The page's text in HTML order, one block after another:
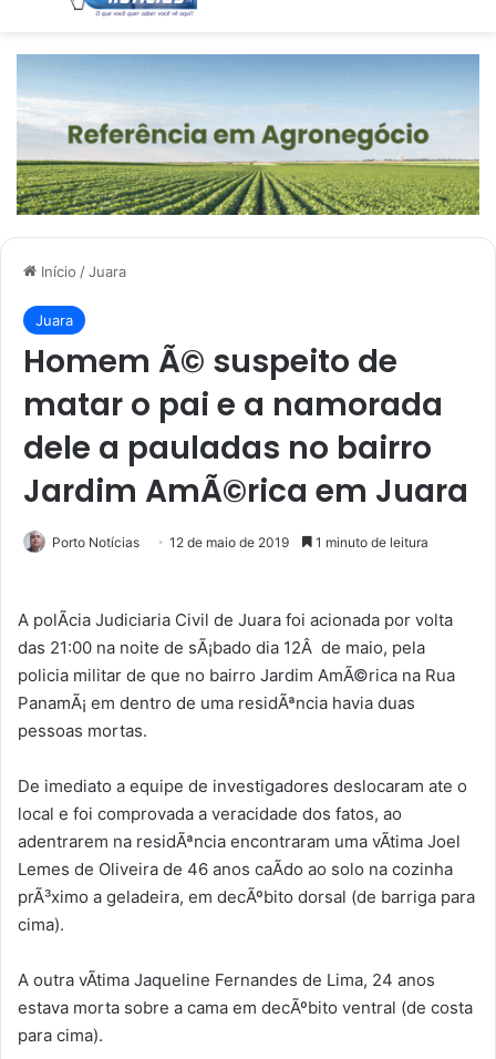
Início /Juara
Juara
Homem Ã© suspeito de
matar o pai e a namorada
dele a pauladas no bairro
Jardim AmÃ©rica em Juara
Porto Notícias 12 de maio de 2019 1 minuto de leitura
A polÃ­cia Judiciaria Civil de Juara foi acionada por volta
das 21:00 na noite de sÃ¡bado dia 12Â de maio, pela
policia militar de que no bairro Jardim AmÃ©rica na Rua
PanamÃ¡ em dentro de uma residÃªncia havia duas
pessoas mortas.
De imediato a equipe de investigadores deslocaram ate o
local e foi comprovada a veracidade dos fatos, ao
adentrarem na residÃªncia encontraram uma vÃ­tima Joel
Lemes de Oliveira de 46 anos caÃ­do ao solo na cozinha
prÃ³ximo a geladeira, em decÃºbito dorsal (de barriga para
cima).
A outra vÃ­tima Jaqueline Fernandes de Lima, 24 anos
estava morta sobre a cama em decÃºbito ventral (de costa
para cima).